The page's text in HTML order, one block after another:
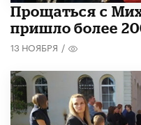
Прощаться с
пришло более
13 НОЯБРЯ /